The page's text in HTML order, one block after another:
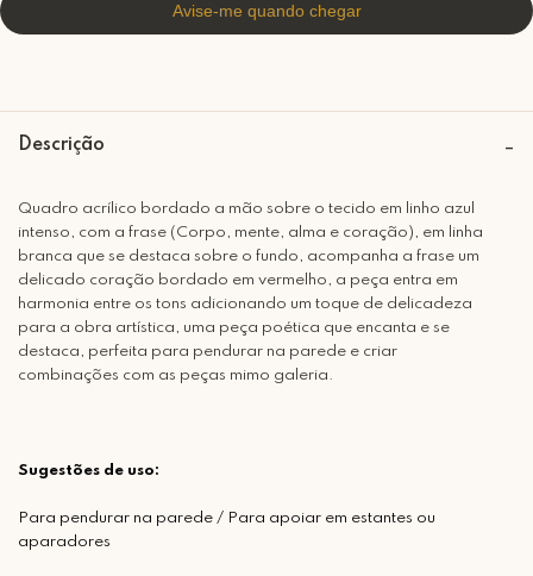
Descrição
Quadro acrílico bordado a mão sobre o tecido em linho azul
intenso, com a frase (Corpo, mente, alma e coração), em linha
branca que se destaca sobre o fundo, acompanha a frase um
delicado coração bordado em vermelho, a peça entra em
harmonia entre os tons adicionando um toque de delicadeza
para a obra artística, uma peça poética que encanta e se
destaca, perfeita para pendurar na parede e criar
combinações com as peças mimo galeria.
Sugestões de uso:
Para pendurar na parede / Para apoiar em estantes ou
aparadores